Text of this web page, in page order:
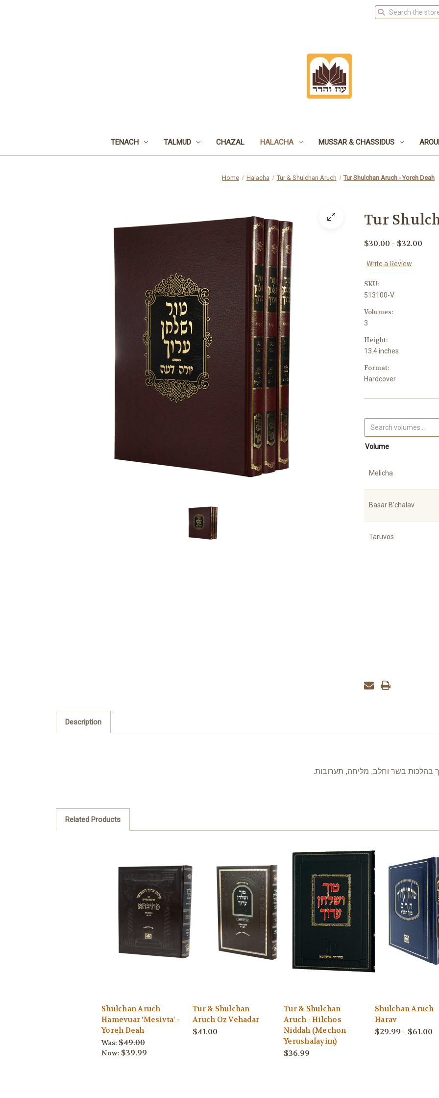
TENACH TALMUD CHAZAL HALACHA MUSSAR & CHASSIDUS
Home Halacha Tur & Shulchan Aruch Tur Shulchan Aruch - Yoreh Deah
Tur
$30.00 - $32.00
Write a Review
SKU:
513100-V
Volumes:
3
Height:
13.4 inches
Format:
Hardcover
Volume
Melicha
Basar B'chalav
Taruvos
Description
בהלכות בשר וחלב, מליחה, תערובות.
Related Products
Shulchan Aruch
Hamevuar 'Mesivta' -
Yoreh Deah
Was: $49.00
Now: $39.99
Tur & Shulchan
Aruch Oz Vehadar
$41.00
Tur & Shulchan
Aruch - Hilchos
Niddah (Mechon
Yerushalayim)
$36.99
Shulchan Aruch
Harav
$29.99 - $61.00